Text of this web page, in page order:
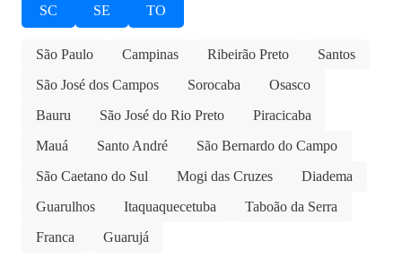
SC SE TO
São Paulo Campinas Ribeirão Preto
Santos
São José dos Campos
Sorocaba
Osasco
Bauru
São José do Rio Preto
Piracicaba
Mauá
Santo André
São Bernardo do Campo
São Caetano do Sul
Mogi das Cruzes
Diadema
Guarulhos
Itaquaquecetuba
Taboão da Serra
Franca
Guarujá